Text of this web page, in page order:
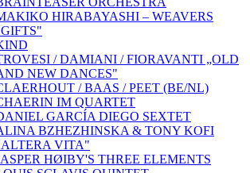
HIRABAYASHI – WEAVERS
/ DAMIANI / FIORAVANTI „OLD
NEW DANCES"
/ BAAS / PEET (BE/NL)
IM QUARTET
GARCÍA DIEGO SEXTET
BZHEZHINSKA & TONY KOFI
VITA"
HØIBY'S THREE ELEMENTS